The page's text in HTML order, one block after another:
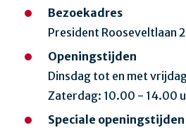
Bezoekadres
President Rooseveltlaan
Openingstijden
Dinsdag tot en met
Zaterdag: 10.00 - 14.00
Speciale openingstijden